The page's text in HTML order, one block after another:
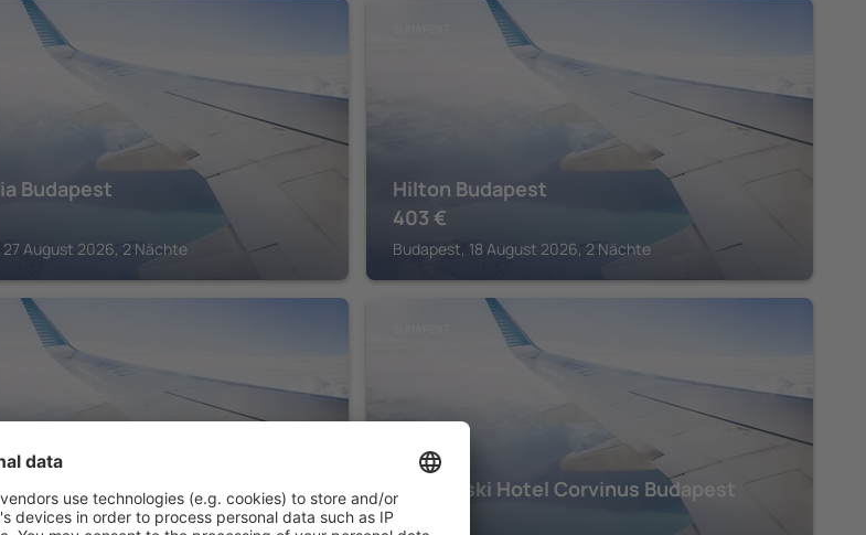
Budapest
August 2026, 2 Nächte
Hilton Budapest
403 €
Budapest, 18 August 2026, 2 Nächte
Palace Budapest, Preferred
Resorts
Kempinski Hotel Corvinus Budapest
455